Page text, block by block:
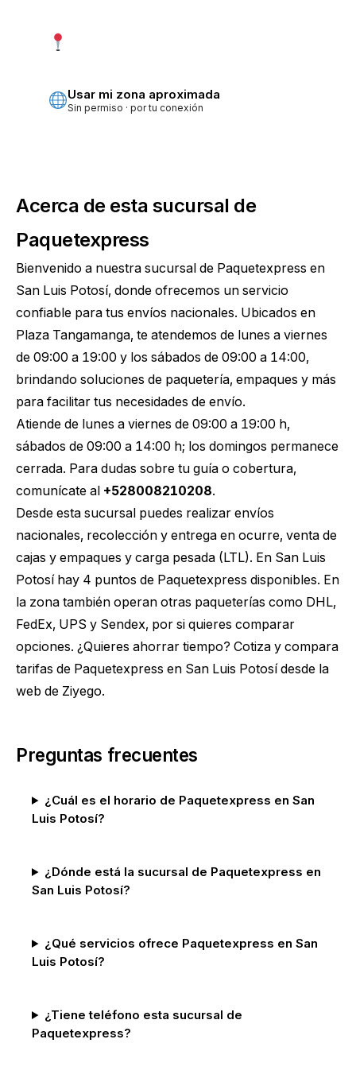
Usar mi zona aproximada
Sin permiso · por tu conexión
Acerca de esta sucursal de
Paquetexpress
Bienvenido a nuestra sucursal de Paquetexpress en
San Luis Potosí, donde ofrecemos un servicio
confiable para tus envíos nacionales. Ubicados en
Plaza Tangamanga, te atendemos de lunes a viernes
de 09:00 a 19:00 y los sábados de 09:00 a 14:00,
brindando soluciones de paquetería, empaques y más
para facilitar tus necesidades de envío.
Atiende de lunes a viernes de 09:00 a 19:00 h,
sábados de 09:00 a 14:00 h; los domingos permanece
cerrada. Para dudas sobre tu guía o cobertura,
comunícate al +528008210208.
Desde esta sucursal puedes realizar envíos
nacionales, recolección y entrega en ocurre, venta de
cajas y empaques y carga pesada (LTL). En San Luis
Potosí hay 4 puntos de Paquetexpress disponibles. En
la zona también operan otras paqueterías como DHL,
FedEx, UPS y Sendex, por si quieres comparar
opciones. ¿Quieres ahorrar tiempo? Cotiza y compara
tarifas de Paquetexpress en San Luis Potosídesde la
web de Ziyego.
Preguntas frecuentes
¿Cuál es el horario de Paquetexpress en San
Luis Potosí?
¿Dónde está la sucursal de Paquetexpress en
San Luis Potosí?
¿Qué servicios ofrece Paquetexpress en San
Luis Potosí?
¿Tiene teléfono esta sucursal de
Paquetexpress?